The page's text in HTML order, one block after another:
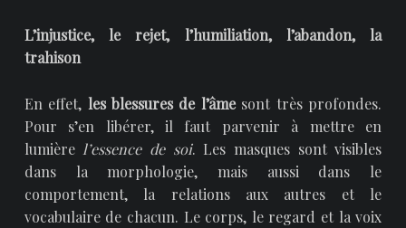
L’injustice, le rejet, l’humiliation, l’abandon, la
trahison
En effet, les blessures de l’âmesont très profondes.
Pour s’en libérer, il faut parvenir à mettre en
lumière l’essence de soi. Les masques sont visibles
dans la morphologie, mais aussi dans le
comportement, la relations aux autres et le
vocabulaire de chacun. Le corps, le regard et la voix